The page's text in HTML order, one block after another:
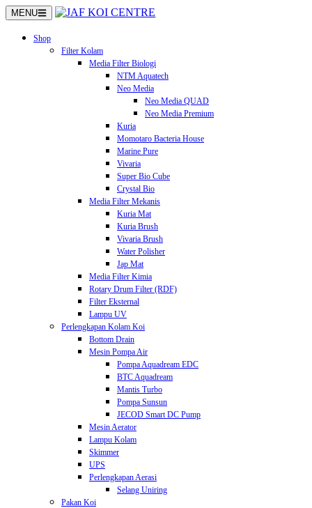
Langsung
ke
konten
MENU
Shop
Filter Kolam
Media Filter Biologi
NTM Aquatech
Neo Media
Neo Media QUAD
Neo Media Premium
Kuria
Momotaro Bacteria House
Marine Pure
Vivaria
Super Bio Cube
Crystal Bio
Media Filter Mekanis
Kuria Mat
Kuria Brush
Vivaria Brush
Water Polisher
Jap Mat
Media Filter Kimia
Rotary Drum Filter (RDF)
Filter Eksternal
Lampu UV
Perlengkapan Kolam Koi
Bottom Drain
Mesin Pompa Air
Pompa Aquadream EDC
BTC Aquadream
Mantis Turbo
Pompa Sunsun
JECOD Smart DC Pump
Mesin Aerator
Lampu Kolam
Skimmer
UPS
Perlengkapan Aerasi
Selang Uniring
Pakan Koi